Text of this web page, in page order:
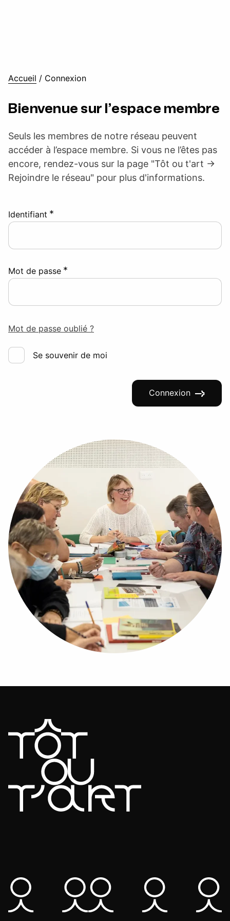
Accueil / Connexion
Bienvenue sur l’espace membre
Seuls les membres de notre réseau peuvent
accéder à l’espace membre. Si vous ne l’êtes pas
encore, rendez-vous sur la page "Tôt ou t'art ->
Rejoindre le réseau" pour plus d'informations.
Identifiant *
Mot de passe *
Mot de passe oublié ?
Se souvenir de moi
Connexion